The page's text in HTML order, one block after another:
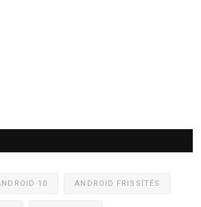
10 ANDROID FRISSÍTÉS